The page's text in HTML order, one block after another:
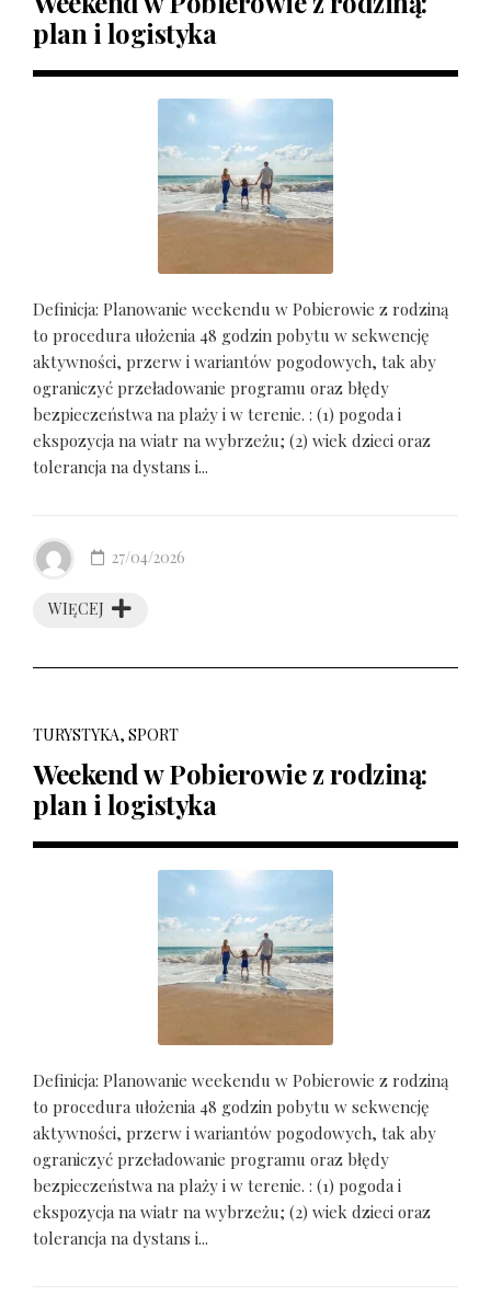
plan i logistyka
Definicja: Planowanie weekendu w Pobierowie z rodziną
to procedura ułożenia 48 godzin pobytu w sekwencję
aktywności, przerw i wariantów pogodowych, tak aby
ograniczyć przeładowanie programu oraz błędy
bezpieczeństwa na plaży i w terenie. : (1) pogoda i
ekspozycja na wiatr na wybrzeżu; (2) wiek dzieci oraz
tolerancja na dystans i...
WIĘCEJ
27/04/2026
TURYSTYKA, SPORT
Weekend w Pobierowie z rodziną:
plan i logistyka
Definicja: Planowanie weekendu w Pobierowie z rodziną
to procedura ułożenia 48 godzin pobytu w sekwencję
aktywności, przerw i wariantów pogodowych, tak aby
ograniczyć przeładowanie programu oraz błędy
bezpieczeństwa na plaży i w terenie. : (1) pogoda i
ekspozycja na wiatr na wybrzeżu; (2) wiek dzieci oraz
tolerancja na dystans i...